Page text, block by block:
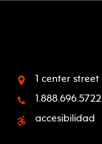
1 center street
1.888.696.5722
accesibilidad